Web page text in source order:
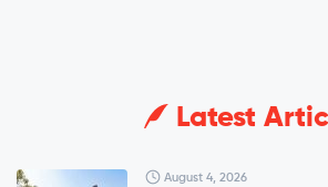
Latest
August 4, 2026